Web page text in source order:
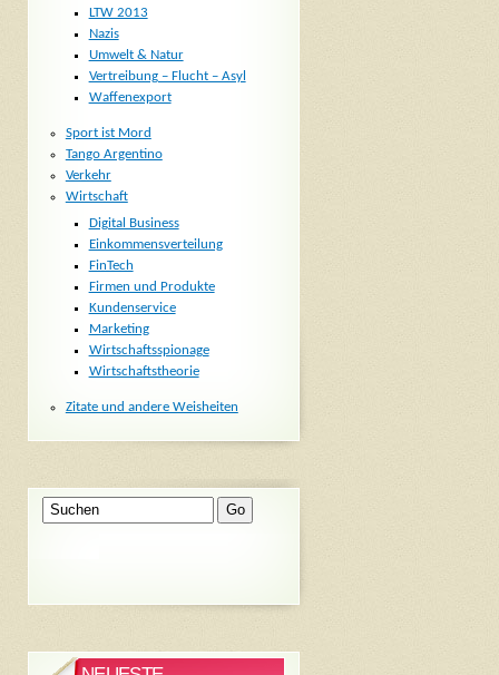
LTW 2013
Nazis
Umwelt & Natur
Vertreibung – Flucht – Asyl
Waffenexport
Sport ist Mord
Tango Argentino
Verkehr
Wirtschaft
Digital Business
Einkommensverteilung
FinTech
Firmen und Produkte
Kundenservice
Marketing
Wirtschaftsspionage
Wirtschaftstheorie
Zitate und andere Weisheiten